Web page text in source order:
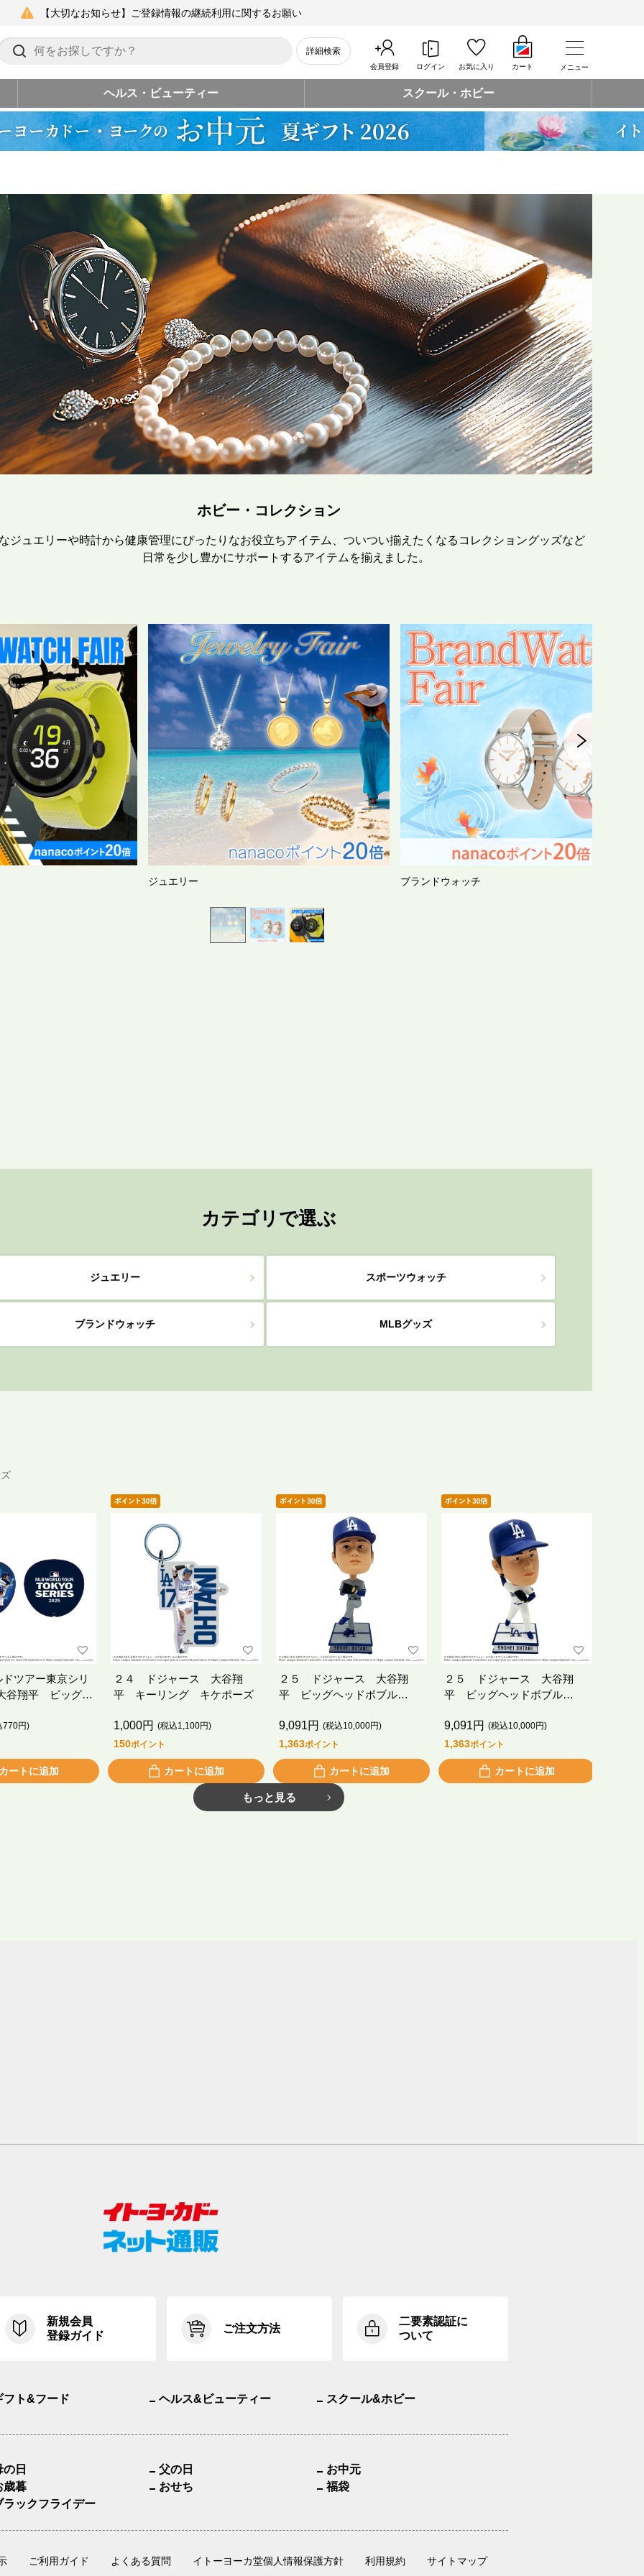
【大切なお知らせ】ご登録情報の継続利用に関するお願い
詳細検索
会員登録 ログイン お気に入り カート メニュー
ヘルス・ビューティー スクール・ホビー
ホビー・コレクション
ジュエリーや時計から健康管理にぴったりなお役立ちアイテム、ついつい揃えたくなるコレクショングッズなど
日常を少し豊かにサポートするアイテムを揃えました。
ブランドウォッチ スポーツウォッチ
カテゴリで選ぶ
ジュエリー スポーツウォッチ
ブランドウォッチ MLBグッズ
ツアー東京シリ
谷翔平 ビッグう
770円)
ートに追加
２４ ドジャース 大谷翔
平 キーリング キケポーズ
1,000円 (税込1,100円)
150ポイント
カートに追加
２５ ドジャース 大谷翔
平 ビッグヘッドボブル
投手）
9,091円 (税込10,000円)
1,363ポイント
カートに追加
２５ ドジャース 大谷翔
平 ビッグヘッドボブル
手）
9,091円 (税込10,000円)
1,363ポイント
カートに追加
もっと見る
新規会員
登録ガイド
ご注文方法
二要素認証に
ついて
フト&フード ヘルス&ビューティー スクール&ホビー
の日 父の日
お中元
歳暮
おせち
福袋
ラックフライデー
ご利用ガイド よくある質問 イトーヨーカ堂個人情報保護方針 利用規約 サイトマップ